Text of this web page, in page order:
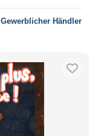
Gewerblicher Händler